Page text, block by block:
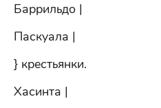
Баррильдо |
Паскуала |
} крестьянки.
Хасинта |